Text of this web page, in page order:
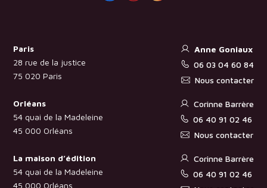
Paris
28 rue de la justice
75 020 Paris
Anne Goniaux
06 03 04 60 84
Nous contacter
Orléans
54 quai de la Madeleine
45 000 Orléans
Corinne Barrère
06 40 91 02 46
Nous contacter
La maison d’édition
54 quai de la Madeleine
45 000 Orléans
Corinne Barrère
06 40 91 02 46